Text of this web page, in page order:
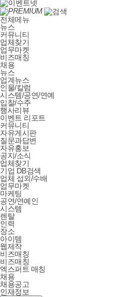
PREMIUM
전체메뉴
뉴스
커뮤니티
업체찾기
업무마켓
비즈매칭
채용
뉴스
업계뉴스
인물/칼럼
시스템/공연/연예
입찰/수주
행사리뷰
이벤트 리포트
커뮤니티
자유게시판
질문과답변
자유홍보
공지/소식
업체찾기
기업 DB검색
업체 섭외/수배
업무마켓
마케팅
공연/연예인
시스템
렌탈
인력
장소
아이템
웹제작
비즈매칭
비즈매칭
엑스퍼트 매칭
채용
채용공고
인재정보